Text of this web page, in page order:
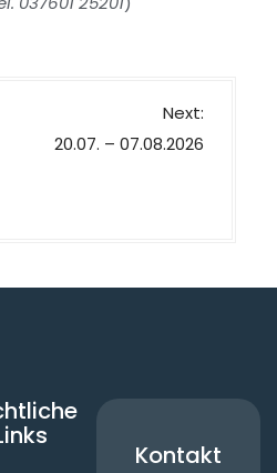
Next:
20.07. – 07.08.2026
Kontakt